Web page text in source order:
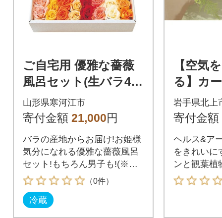
ご自宅用 優雅な薔薇
風呂セット(生バラ48
輪) 018-K0
山形県寒河江市
寄付金額 21,000円
バラの産地からお届け!お姫様
気分になれる優雅な薔薇風呂
セット!もちろん男子も!(※沖
縄県および離島への発送はで
きません)
（0件）
冷蔵
【空気
る】カ
と観葉
岩手県北上
寄付金額
ヘルス&ア
をきれいに
ンと観葉植